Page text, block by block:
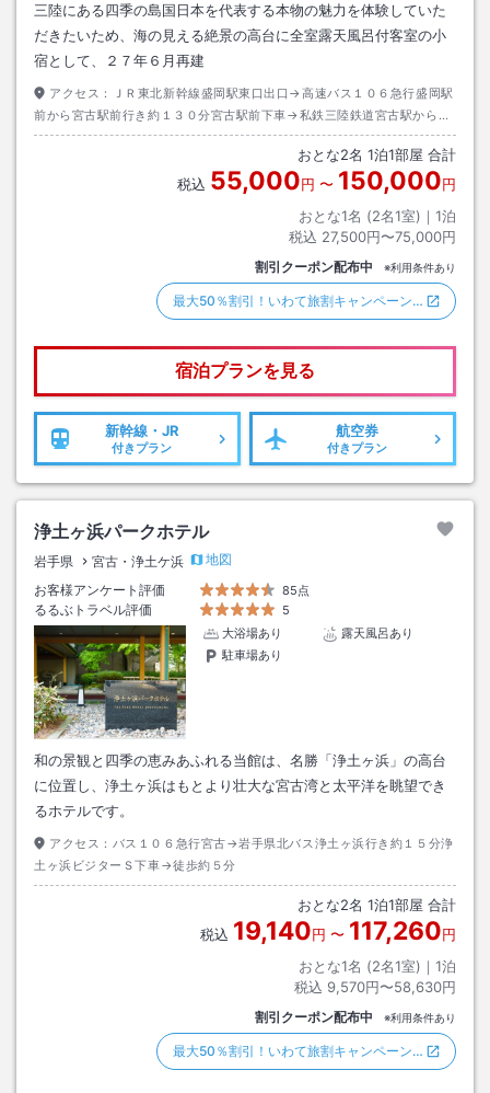
三陸にある四季の島国日本を代表する本物の魅力を体験していた
だきたいため、海の見える絶景の高台に全室露天風呂付客室の小
宿として、２７年６月再建
アクセス：
ＪＲ東北新幹線盛岡駅東口出口→高速バス１０６急行盛岡駅
前から宮古駅前行き約１３０分宮古駅前下車→私鉄三陸鉄道宮古駅から久
慈行き約２０分新田老駅下車→徒歩約４０分またはタクシー約５分
おとな2名 1泊1部屋 合計
税込 55,000円 〜 150,000円
おとな1名 (2名1室)｜ 1泊
税込 27,500円〜75,000円
割引クーポン配布中 ※利用条件あり
最大50％割引！いわて旅割キャンペーン…
宿泊プランを見る
新幹線・JR
付きプラン
航空券
付きプラン
浄土ヶ浜パークホテル
岩手県 宮古・浄土ケ浜
地図
お客様アンケート評価
85点
るるぶトラベル評価
5
大浴場あり
露天風呂あり
駐車場あり
和の景観と四季の恵みあふれる当館は、名勝「浄土ヶ浜」の高台
に位置し、浄土ヶ浜はもとより壮大な宮古湾と太平洋を眺望でき
るホテルです。
アクセス： バス１０６急行宮古→岩手県北バス浄土ヶ浜行き約１５分浄
土ヶ浜ビジターＳ下車→徒歩約５分
おとな2名 1泊1部屋 合計
税込 19,140円 〜 117,260円
おとな1名 (2名1室)｜ 1泊
税込 9,570円〜58,630円
割引クーポン配布中 ※利用条件あり
最大50％割引！いわて旅割キャンペーン…